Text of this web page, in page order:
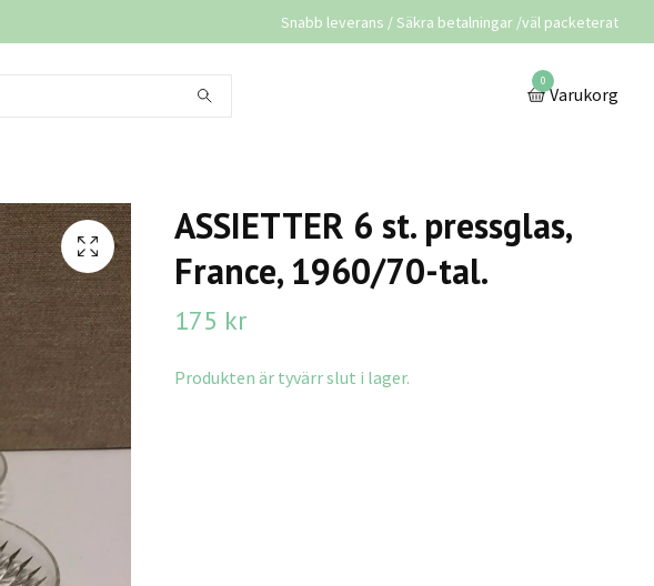
Snabb leverans / Säkra betalningar /väl packeterat
0
Varukorg
ASSIETTER 6 st. pressglas,
France, 1960/70-tal.
175 kr
Produkten är tyvärr slut i lager.